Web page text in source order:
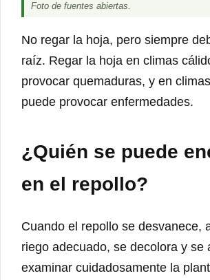
Foto de fuentes abiertas.
No regar la hoja, pero siempre
raíz. Regar la hoja en climas
provocar quemaduras, y en
puede provocar enfermedades.
¿Quién se puede
en el repollo?
Cuando el repollo se desvanece,
riego adecuado, se decolora y se
examinar cuidadosamente la